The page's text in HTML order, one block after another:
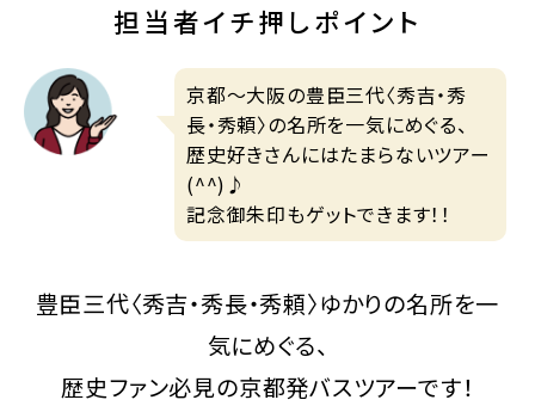
担当者イチ押しポイント
京都～大阪の豊臣三代〈秀吉・秀
長・秀頼〉の名所を一気にめぐる、
歴史好きさんにはたまらないツアー
(^^)♪
記念御朱印もゲットできます！！
豊臣三代〈秀吉・秀長・秀頼〉ゆかりの名所を一
気にめぐる、
歴史ファン必見の京都発バスツアーです！